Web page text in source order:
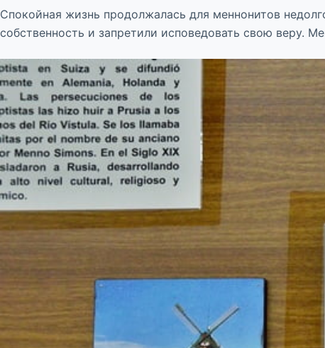
Спокойная жизнь продолжалась для меннонитов
собственность и запретили исповедовать свою веру.